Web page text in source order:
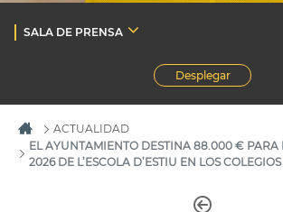
SALA DE PRENSA
Desplegar
ACTUALIDAD
EL AYUNTAMIENTO DESTINA 88.000 € PARA
2026 DE L’ESCOLA D’ESTIU EN LOS